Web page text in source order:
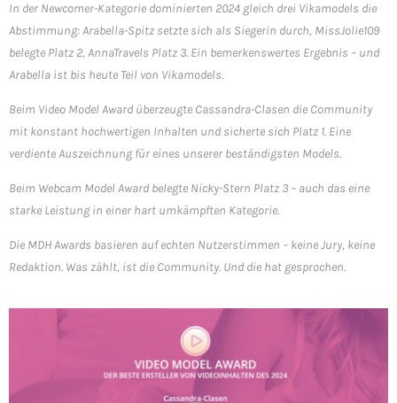
In der Newcomer-Kategorie dominierten 2024 gleich drei Vikamodels die
Abstimmung: Arabella-Spitz setzte sich als Siegerin durch, MissJolie109
belegte Platz 2, AnnaTravels Platz 3. Ein bemerkenswertes Ergebnis – und
Arabella ist bis heute Teil von Vikamodels.
Beim Video Model Award überzeugte Cassandra-Clasen die Community
mit konstant hochwertigen Inhalten und sicherte sich Platz 1. Eine
verdiente Auszeichnung für eines unserer beständigsten Models.
Beim Webcam Model Award belegte Nicky-Stern Platz 3 – auch das eine
starke Leistung in einer hart umkämpften Kategorie.
Die MDH Awards basieren auf echten Nutzerstimmen – keine Jury, keine
Redaktion. Was zählt, ist die Community. Und die hat gesprochen.